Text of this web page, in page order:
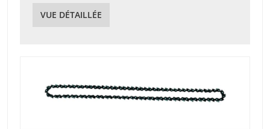
VUE DÉTAILLÉE